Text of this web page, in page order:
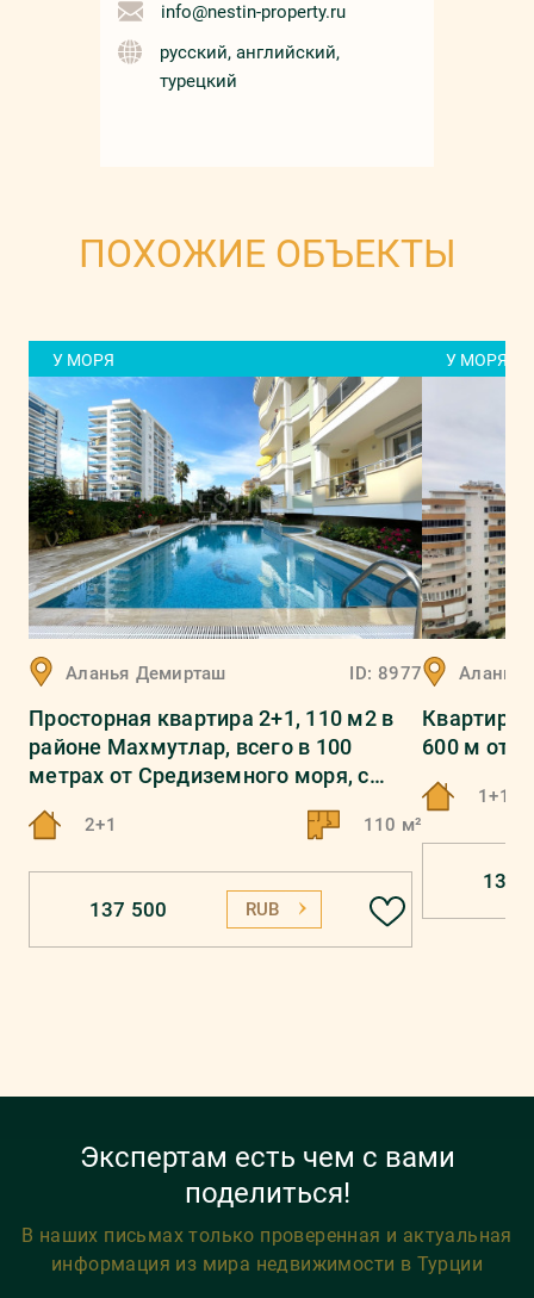
info@nestin-property.ru
русский, английский,
турецкий
ПОХОЖИЕ ОБЪЕКТЫ
У МОРЯ
Аланья Демирташ ID: 8977
Просторная квартира 2+1, 110 м2 в
районе Махмутлар, всего в 100
метрах от Средиземного моря, с
красивым панорамой.
2+1 110 м²
137 500 RUB
У МОРЯ
Аланья
Квартира
600 м от
1+1
130
Экспертам есть чем с вами
поделиться!
В наших письмах только проверенная и актуальная
информация из мира недвижимости в Турции